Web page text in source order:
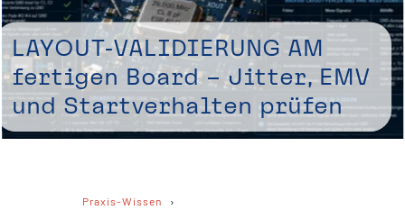
Layout-Validierung am
fertigen Board – Jitter, EMV
und Startverhalten prüfen
Praxis-Wissen